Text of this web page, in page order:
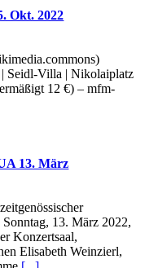
Okt. 2022
Seidl-Villa | Nikolaiplatz
12 €) – mfm-
13. März
13. März 2022,
Konzertsaal,
Elisabeth Weinzierl,